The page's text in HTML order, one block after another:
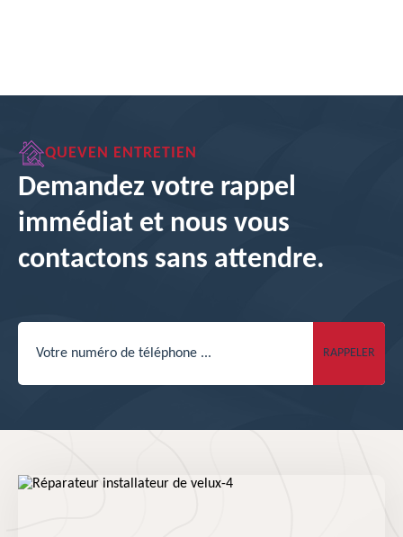
QUEVEN ENTRETIEN
Demandez votre rappel
immédiat et nous vous
contactons sans attendre.